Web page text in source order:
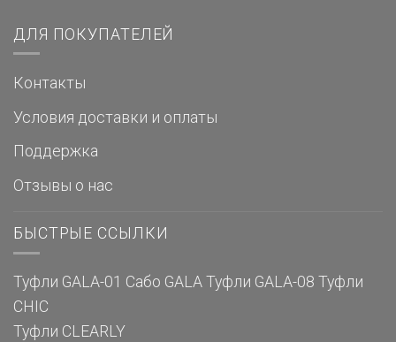
ДЛЯ ПОКУПАТЕЛЕЙ
Контакты
Условия доставки и оплаты
Поддержка
Отзывы о нас
БЫСТРЫЕ ССЫЛКИ
Туфли GALA-01 Сабо GALA Туфли GALA-08 Туфли
CHIC
Туфли CLEARLY